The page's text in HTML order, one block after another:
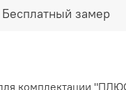
Бесплатный замер
комплектации